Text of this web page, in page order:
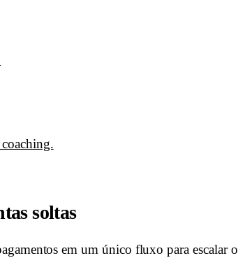
soltas
em um único fluxo para escalar o